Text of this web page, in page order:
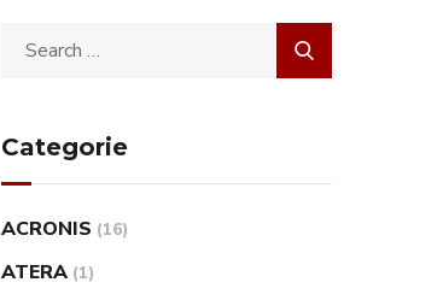
Categorie
ACRONIS (16)
ATERA (1)